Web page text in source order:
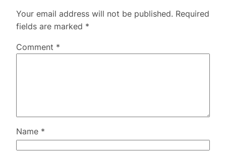
Your email address will not be published. Required
fields are marked *
Comment *
Name *